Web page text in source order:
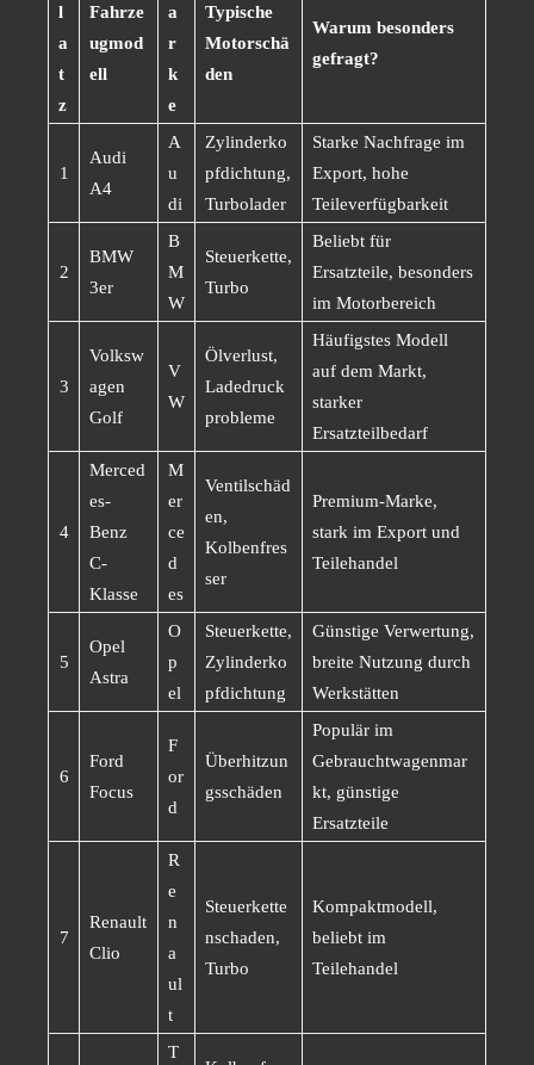
l
a
t
z
Fahrze
ugmod
ell
a
r
k
e
Typische
Motorschä
den
Warum besonders
gefragt?
1
Audi
A4
A
u
di
Zylinderko
pfdichtung,
Turbolader
Starke Nachfrage im
Export, hohe
Teileverfügbarkeit
2
BMW
3er
B
M
W
Steuerkette,
Turbo
Beliebt für
Ersatzteile, besonders
im Motorbereich
3
Volksw
agen
Golf
V
W
Ölverlust,
Ladedruck
probleme
Häufigstes Modell
auf dem Markt,
starker
Ersatzteilbedarf
4
Merced
es-
Benz
C-
Klasse
M
er
ce
d
es
Ventilschäd
en,
Kolbenfres
ser
Premium-Marke,
stark im Export und
Teilehandel
5
Opel
Astra
O
p
el
Steuerkette,
Zylinderko
pfdichtung
Günstige Verwertung,
breite Nutzung durch
Werkstätten
6
Ford
Focus
F
or
d
Überhitzun
gsschäden
Populär im
Gebrauchtwagenmar
kt, günstige
Ersatzteile
7
Renault
Clio
R
e
n
a
ul
t
Steuerkette
nschaden,
Turbo
Kompaktmodell,
beliebt im
Teilehandel
T